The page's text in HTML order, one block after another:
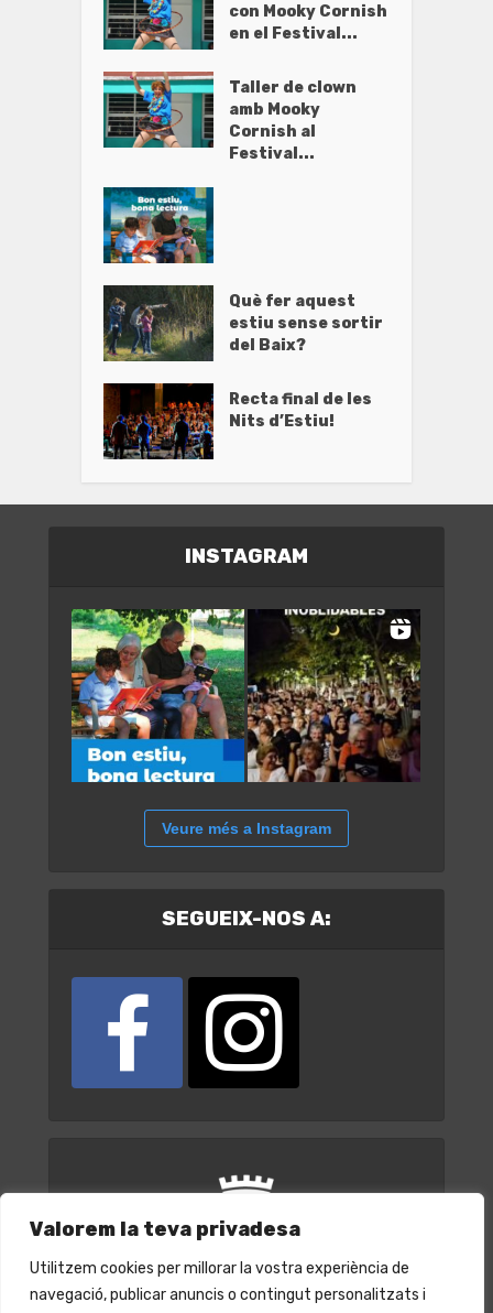
Valorem la teva privadesa
Utilitzem cookies per millorar la vostra experiència de
navegació, publicar anuncis o contingut personalitzats i
con Mooky Cornish
en el Festival...
Taller de clown
amb Mooky
Cornish al
Festival...
Què fer aquest
estiu sense sortir
del Baix?
Recta final de les
Nits d’Estiu!
INSTAGRAM
Veure més a Instagram
SEGUEIX-NOS A: